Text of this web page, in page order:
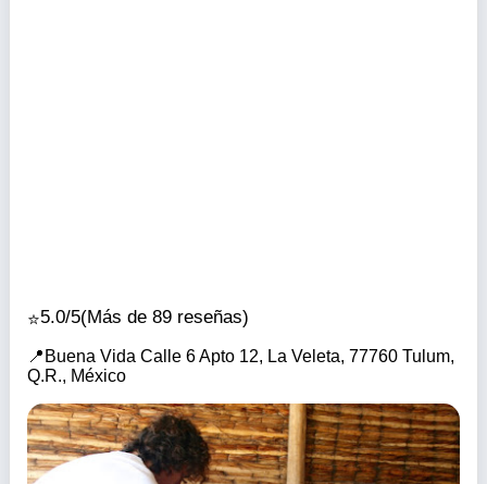
5.0/5(Más de 89 reseñas)
Buena Vida Calle 6 Apto 12, La Veleta, 77760 Tulum,
Q.R., México